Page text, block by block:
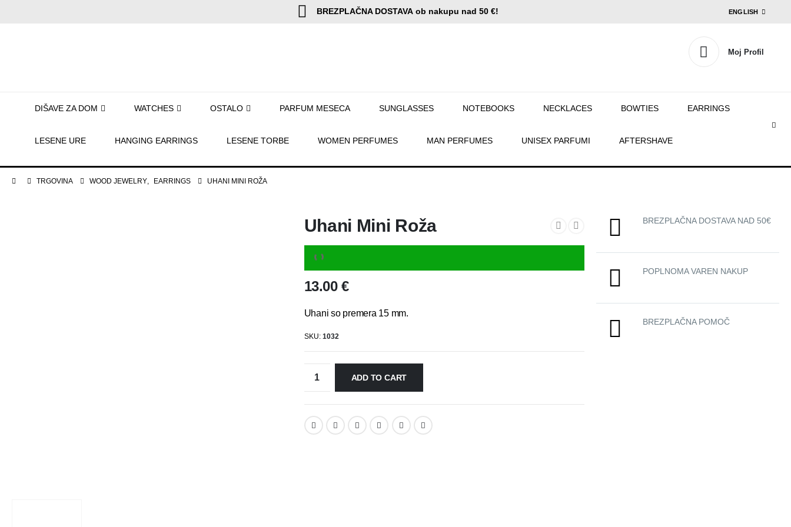
BREZPLAČNA DOSTAVA ob nakupu nad 50 €! ENGLISH
Moj Profil
DIŠAVE ZA DOM WATCHES OSTALO PARFUM MESECA SUNGLASSES NOTEBOOKS NECKLACES BOWTIES EARRINGS
LESENE URE HANGING EARRINGS LESENE TORBE WOMEN PERFUMES MAN PERFUMES UNISEX PARFUMI AFTERSHAVE
TRGOVINA WOOD JEWELRY, EARRINGS UHANI MINI ROŽA
Uhani Mini Roža
13.00 €
Uhani so premera 15 mm.
SKU: 1032
ADD TO CART
BREZPLAČNA DOSTAVA NAD 50€
POPLNOMA VAREN NAKUP
BREZPLAČNA POMOČ